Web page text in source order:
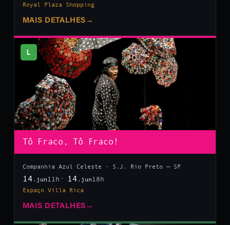
Royal Plaza Shopping
MAIS DETALHES →
L
Tô Fraco, Tô Fraco!
Companhia Azul Celeste · S.J. Rio Preto — SP
14 .jun 11h 14 .jun 18h
Espaço Villa Rica
MAIS DETALHES →